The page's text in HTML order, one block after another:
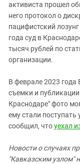
активиста прошел
него протокол о
пацифистский
года суд в
тысяч рублей по
организации.
В феврале 2023 года
съемки и
Краснодаре" фото
ему стали поступать
сообщил, чтоуехал
Новости о случаях
"Кавказским узлом"